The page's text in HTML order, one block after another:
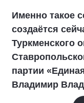
Именно такое
создаётся
Туркменского
партии
Владимир